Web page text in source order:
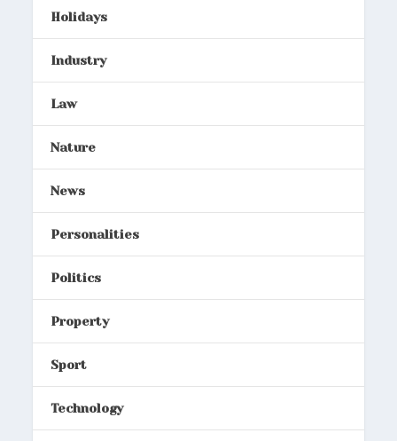
Holidays
Industry
Law
Nature
News
Personalities
Politics
Property
Sport
Technology